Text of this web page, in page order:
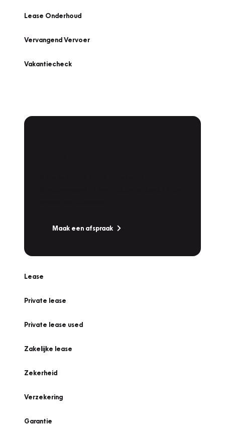
Lease Onderhoud
Vervangend Vervoer
Vakantiecheck
Maak een afspraak
Lease
Private lease
Private lease used
Zakelijke lease
Zekerheid
Verzekering
Garantie